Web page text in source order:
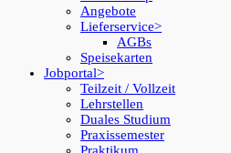
Angebote
Lieferservice
AGBs
Speisekarten
Jobportal
Teilzeit / Vollzeit
Lehrstellen
Duales Studium
Praxissemester